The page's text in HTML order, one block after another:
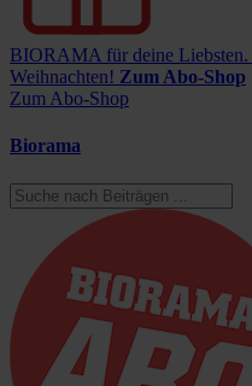
BIORAMA für deine Liebsten.
Weihnachten! Zum Abo-Shop
Zum Abo-Shop
Biorama